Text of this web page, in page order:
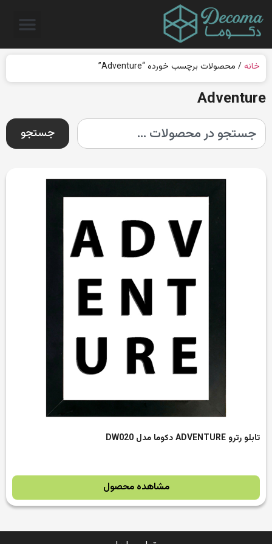
خانه / محصولات برچسب خورده “Adventure”
Adventure
جستجو
تابلو رترو ADVENTURE دکوما مدل DW020
مشاهده محصول